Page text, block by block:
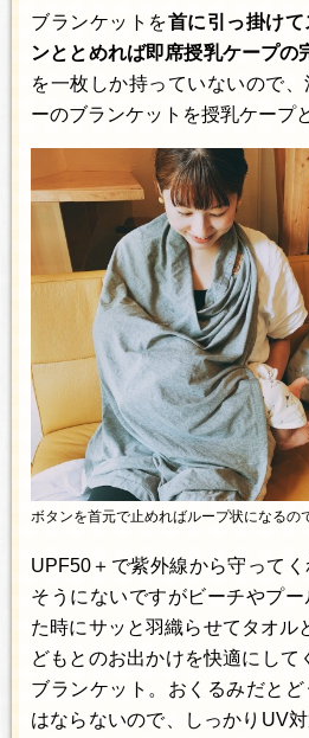
ブランケットを首に引っ掛け
ンととめれば即席授乳ケープの
を一枚しか持っていないので
ーのブランケットを授乳ケープ
ボタンを首元で止めればループ状になるの
UPF50＋で紫外線から守って
そうにないですがビーチやプ
た時にサッと羽織らせてタオ
どもとのお出かけを快適にして
ブランケット。おくるみだと
はならないので、しっかりUV